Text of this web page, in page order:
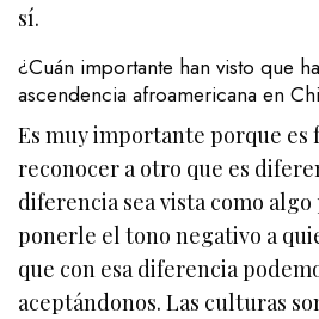
sí.
¿Cuán importante han visto que
ascendencia afroamericana en
Es muy importante porque es
reconocer a otro que es
diferencia sea vista como
ponerle el tono negativo a
que con esa diferencia
aceptándonos. Las culturas